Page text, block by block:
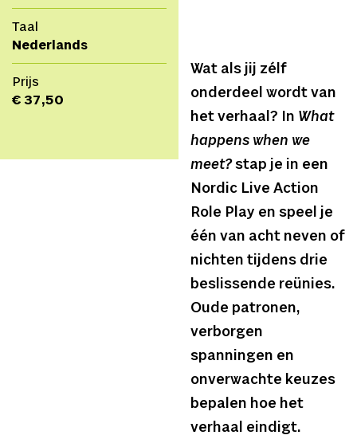
Taal
Nederlands
Prijs
€ 37,50
Wat als jij zélf
onderdeel wordt van
het verhaal? In What
happens when we
meet?stap je in een
Nordic Live Action
Role Play en speel je
één van acht neven of
nichten tijdens drie
beslissende reünies.
Oude patronen,
verborgen
spanningen en
onverwachte keuzes
bepalen hoe het
verhaal eindigt.